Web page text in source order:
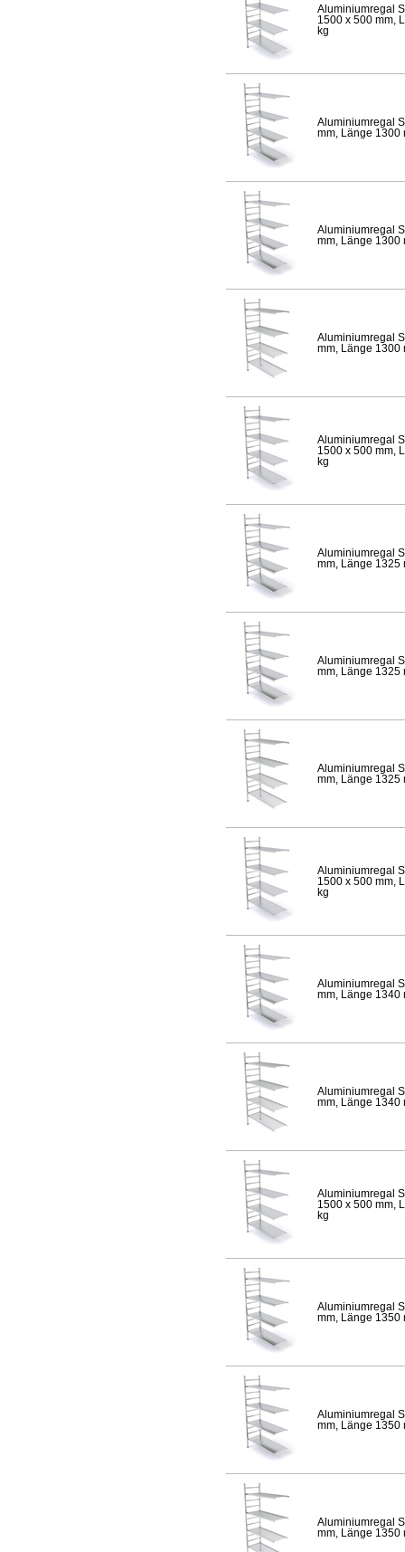
Aluminiumregal
1500 x 500 mm,
kg
Aluminiumregal
mm, Länge 1300
Aluminiumregal
mm, Länge 1300
Aluminiumregal
mm, Länge 1300
Aluminiumregal
1500 x 500 mm,
kg
Aluminiumregal
mm, Länge 1325
Aluminiumregal
mm, Länge 1325
Aluminiumregal
mm, Länge 1325
Aluminiumregal
1500 x 500 mm,
kg
Aluminiumregal
mm, Länge 1340
Aluminiumregal
mm, Länge 1340
Aluminiumregal
1500 x 500 mm,
kg
Aluminiumregal
mm, Länge 1350
Aluminiumregal
mm, Länge 1350
Aluminiumregal
mm, Länge 1350